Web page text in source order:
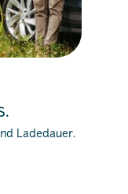
Ladedauer.